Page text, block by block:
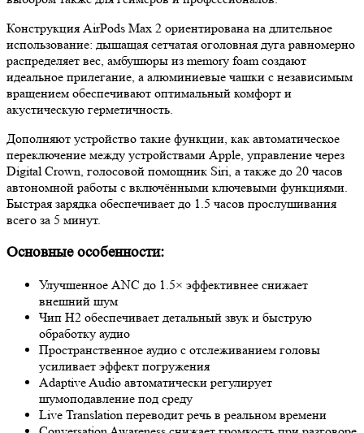
Конструкция AirPods Max 2 ориентирована на длительное
использование: дышащая сетчатая оголовная дуга равномерно
распределяет вес, амбушюры из memory foam создают
идеальное прилегание, а алюминиевые чашки с независимым
вращением обеспечивают оптимальный комфорт и
акустическую герметичность.
Дополняют устройство такие функции, как автоматическое
переключение между устройствами Apple, управление через
Digital Crown, голосовой помощник Siri, а также до 20 часов
автономной работы с включёнными ключевыми функциями.
Быстрая зарядка обеспечивает до 1.5 часов прослушивания
всего за 5 минут.
Основные особенности:
Улучшенное ANC до 1.5× эффективнее снижает
внешний шум
Чип H2 обеспечивает детальный звук и быструю
обработку аудио
Пространственное аудио с отслеживанием головы
усиливает эффект погружения
Adaptive Audio автоматически регулирует
шумоподавление под среду
Live Translation переводит речь в реальном времени